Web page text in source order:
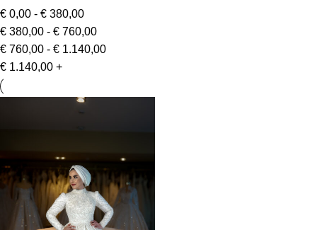
€ 0,00 - € 380,00
€ 380,00 - € 760,00
€ 760,00 - € 1.140,00
€ 1.140,00 +